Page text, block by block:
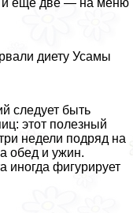
и еще две — на меню
диету Усамы
следует быть
этот полезный
недели подряд на
обед и ужин.
иногда фигурирует